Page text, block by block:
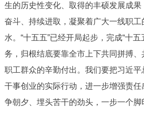
参与调查 在线访谈
走进北京
生的历史性变化、取得的丰硕发展成
奋斗、持续进取，凝聚着广大一线职
水。“十五五”已经开局起步，完成“十
务，归根结底要靠全市上下共同拼搏
职工群众的辛勤付出。我们要把习近
干事创业的实际行动，进一步增强责任
争朝夕、埋头苦干的劲头，一步一个